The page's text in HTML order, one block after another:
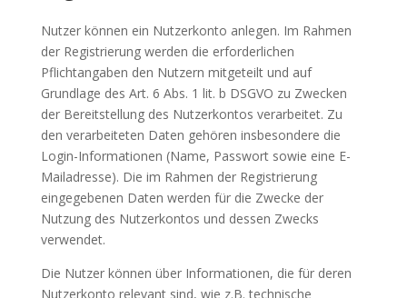
Nutzer können ein Nutzerkonto anlegen. Im Rahmen
der Registrierung werden die erforderlichen
Pflichtangaben den Nutzern mitgeteilt und auf
Grundlage des Art. 6 Abs. 1 lit. b DSGVO zu Zwecken
der Bereitstellung des Nutzerkontos verarbeitet. Zu
den verarbeiteten Daten gehören insbesondere die
Login-Informationen (Name, Passwort sowie eine E-
Mailadresse). Die im Rahmen der Registrierung
eingegebenen Daten werden für die Zwecke der
Nutzung des Nutzerkontos und dessen Zwecks
verwendet.
Die Nutzer können über Informationen, die für deren
Nutzerkonto relevant sind, wie z.B. technische